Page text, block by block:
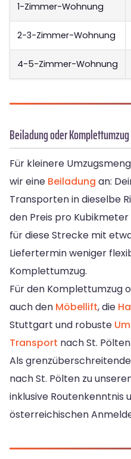
1-Zimmer-Wohnung
2-3-Zimmer-Wohnung
4-5-Zimmer-Wohnung
Beiladung oder
Für kleinere
wir eine Beiladung an:
Transporten in dieselbe
den Preis pro
für diese Strecke mit
Liefertermin weniger
Komplettumzug.
Für den Komplettumzug
auch den Möbellift, die
Stuttgart und robuste
Transport nach St.
Als
nach St. Pölten zu
inklusive Routenkenntnis
österreichischen